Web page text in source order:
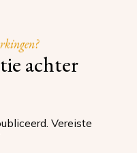
achter
Vereiste